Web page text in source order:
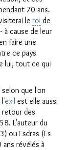
70 ans.
le roi de
à cause de leur
faire une
ce pays
lui, tout ce qui
que l'on
l'exil est elle aussi
retour des
L'auteur du
ou Esdras (Es
révélés à